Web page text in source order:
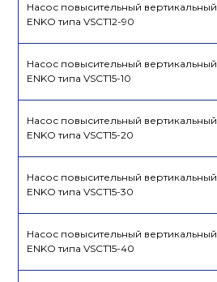
Насос повысительный вертикальный
ENKO типа VSCT12-90
Насос повысительный вертикальный
ENKO типа VSCT15-10
Насос повысительный вертикальный
ENKO типа VSCT15-20
Насос повысительный вертикальный
ENKO типа VSCT15-30
Насос повысительный вертикальный
ENKO типа VSCT15-40